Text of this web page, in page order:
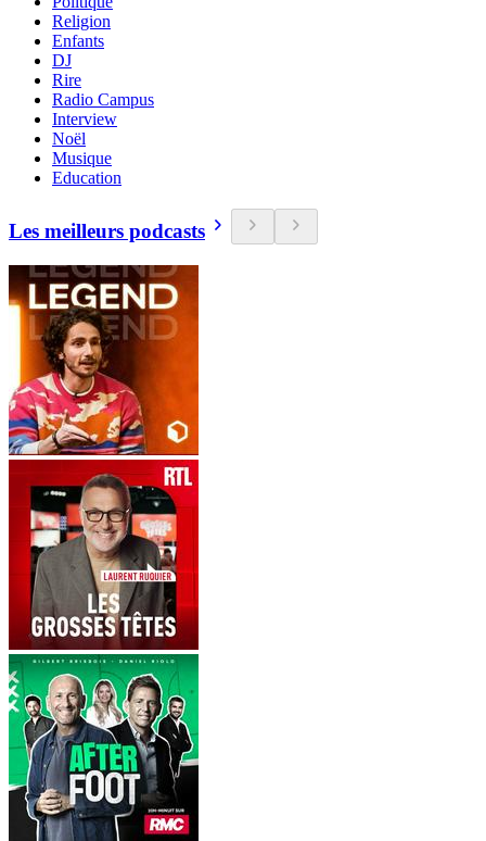
Religion
Enfants
DJ
Rire
Radio Campus
Interview
Noël
Musique
Education
Les meilleurs podcasts